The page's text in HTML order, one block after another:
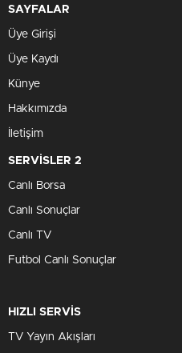
SAYFALAR
Üye Girişi
Üye Kaydı
Künye
Hakkımızda
İletişim
SERVİSLER 2
Canlı Borsa
Canlı Sonuçlar
Canlı TV
Futbol Canlı Sonuçlar
HIZLI SERVİS
TV Yayın Akışları